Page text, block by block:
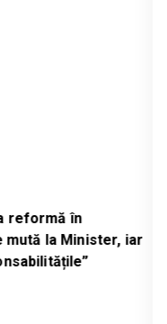
reformă în
mută la Minister, iar